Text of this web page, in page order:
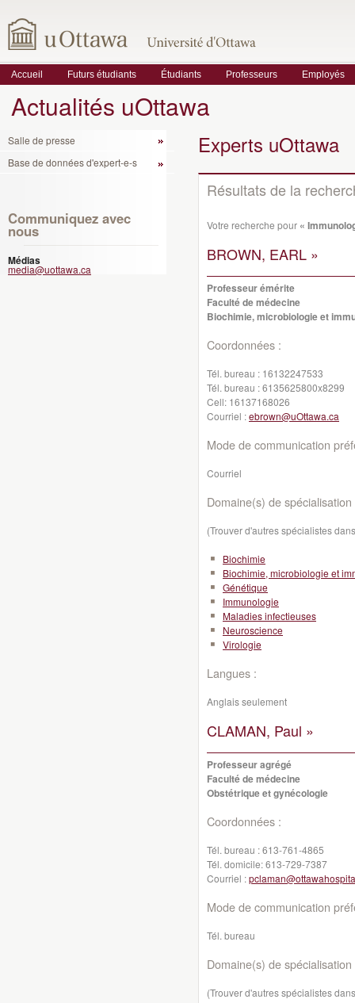
Accueil Futurs étudiants Étudiants Professeurs Employés
Actualités uOttawa
Salle de presse
Base de données d'expert-e-s
Communiquez avec
nous
Médias
media@uottawa.ca
Experts uOttawa
Résultats de la
Votre recherche pour «
BROWN, EARL »
Professeur émérite
Faculté de médecine
Biochimie, microbiologie et
Coordonnées :
Tél. bureau : 16132247533
Tél. bureau :6135625800x8299
Cell: 16137168026
Courriel :ebrown@uOttawa.ca
Mode de communication
Courriel
Domaine(s) de spécialisation
(Trouver d'autres spécialistes
Biochimie
Biochimie, microbiologie et
Génétique
Immunologie
Maladies infectieuses
Neuroscience
Virologie
Langues :
Anglais seulement
CLAMAN, Paul »
Professeur agrégé
Faculté de médecine
Obstétrique et gynécologie
Coordonnées :
Tél. bureau :613-761-4865
Tél. domicile:613-729-7387
Courriel :
Mode de communication
Tél. bureau
Domaine(s) de spécialisation
(Trouver d'autres spécialistes